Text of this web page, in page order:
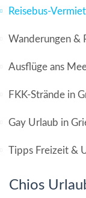
Reisebus-
Wanderungen &
Ausflüge ans
FKK-Strände in
Gay Urlaub in
Tipps Freizeit &
Chios